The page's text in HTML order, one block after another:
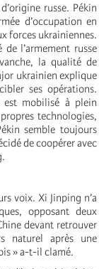
russe. Pékin
d’occupation en
forces ukrainiennes.
l’armement russe
la qualité de
ukrainien explique
ses opérations.
est mobilisé à plein
technologies,
semble toujours
de coopérer avec
voix. Xi Jinping n’a
opposant deux
devant retrouver
naturel après une
» a-t-il clamé.